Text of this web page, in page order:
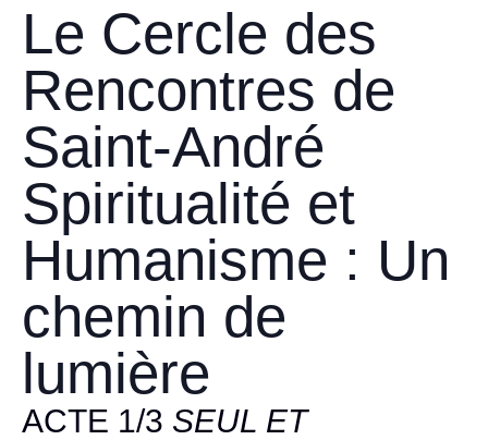
Le Cercle des
Rencontres de
Saint-André
Spiritualité et
Humanisme : Un
chemin de
lumière
ACTE 1/3 SEUL ET